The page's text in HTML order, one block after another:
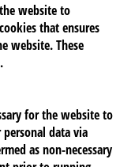
website to
that ensures
website. These
for the website to
data via
as non-necessary